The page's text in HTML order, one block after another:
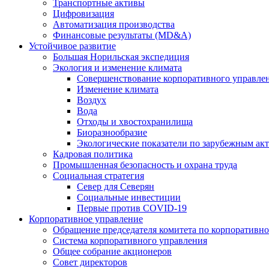
Транспортные активы
Цифровизация
Автоматизация производства
Финансовые результаты (MD&A)
Устойчивое развитие
Большая Норильская экспедиция
Экология и изменение климата
Совершенствование корпоративного
Изменение климата
Воздух
Вода
Отходы и хвостохранилища
Биоразнообразие
Экологические показатели по зарубежным
Кадровая политика
Промышленная безопасность и охрана труда
Социальная стратегия
Север для Северян
Социальные инвестиции
Первые против COVID‑19
Корпоративное управление
Обращение председателя комитета по
Система корпоративного управления
Общее собрание акционеров
Совет директоров